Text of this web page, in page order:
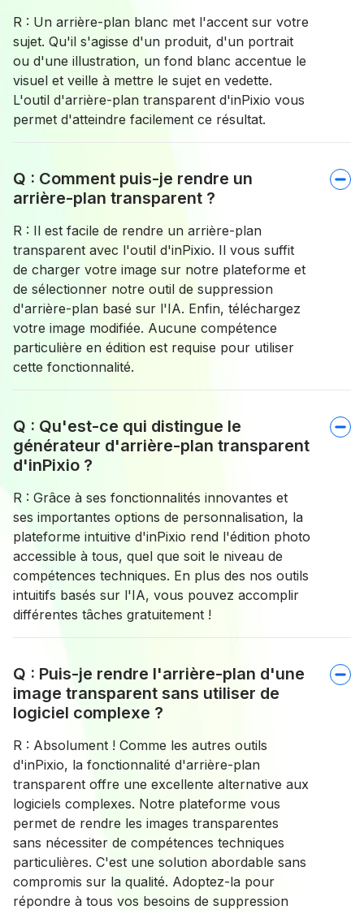
R : Un arrière-plan blanc met l'accent sur votre
sujet. Qu'il s'agisse d'un produit, d'un portrait
ou d'une illustration, un fond blanc accentue le
visuel et veille à mettre le sujet en vedette.
L'outil d'arrière-plan transparent d'inPixio vous
permet d'atteindre facilement ce résultat.
Q : Comment puis-je rendre un
arrière-plan transparent ?
R : Il est facile de rendre un arrière-plan
transparent avec l'outil d'inPixio. Il vous suffit
de charger votre image sur notre plateforme et
de sélectionner notre outil de suppression
d'arrière-plan basé sur l'IA. Enfin, téléchargez
votre image modifiée. Aucune compétence
particulière en édition est requise pour utiliser
cette fonctionnalité.
Q : Qu'est-ce qui distingue le
générateur d'arrière-plan transparent
d'inPixio ?
R : Grâce à ses fonctionnalités innovantes et
ses importantes options de personnalisation, la
plateforme intuitive d'inPixio rend l'édition photo
accessible à tous, quel que soit le niveau de
compétences techniques. En plus des nos outils
intuitifs basés sur l'IA, vous pouvez accomplir
différentes tâches gratuitement !
Q : Puis-je rendre l'arrière-plan d'une
image transparent sans utiliser de
logiciel complexe ?
R : Absolument ! Comme les autres outils
d'inPixio, la fonctionnalité d'arrière-plan
transparent offre une excellente alternative aux
logiciels complexes. Notre plateforme vous
permet de rendre les images transparentes
sans nécessiter de compétences techniques
particulières. C'est une solution abordable sans
compromis sur la qualité. Adoptez-la pour
répondre à tous vos besoins de suppression